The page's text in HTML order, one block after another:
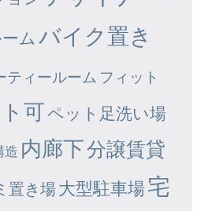
ム バイク置き
ティールーム フィット
可ペット足洗い場
造 内廊下分譲賃貸
置き場大型駐車場宅